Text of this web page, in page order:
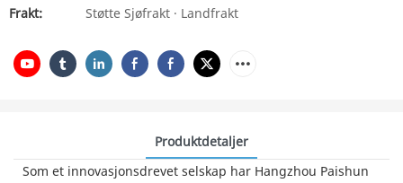
Frakt:
Støtte Sjøfrakt · Landfrakt
Produktdetaljer
Som et innovasjonsdrevet selskap har Hangzhou Paishun